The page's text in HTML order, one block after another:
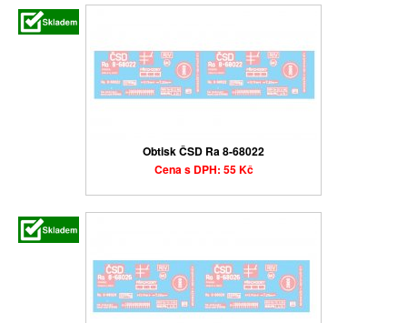
Obtisk ČSD Ra 8-68022
Cena s DPH: 55 Kč